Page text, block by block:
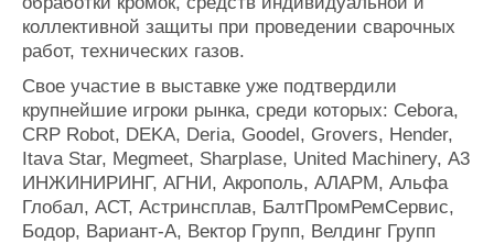
коллективной защиты при проведении сварочных
работ, технических газов.
Свое участие в выставке уже подтвердили
крупнейшие игроки рынка, среди которых: Cebora,
CRP Robot, DEKA, Deria, Goodel, Grovers, Hender,
Itava Star, Megmeet, Sharplase, United Machinery, А3
ИНЖИНИРИНГ, АГНИ, Акрополь, АЛАРМ, Альфа
Глобал, АСТ, Астринсплав, БалтПромРемСервис,
Бодор, Вариант-А, Вектор Групп, Велдинг Групп